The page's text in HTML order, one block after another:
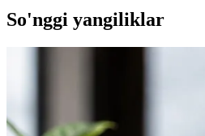
So'nggi yangiliklar